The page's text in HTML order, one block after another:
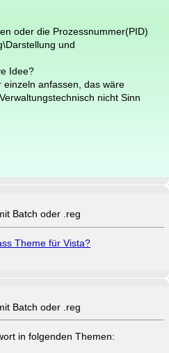
oder die Prozessnummer(PID)
und
Idee?
einzeln anfassen, das wäre
nicht Sinn
Batch oder .reg
Theme für Vista?
Batch oder .reg
in folgenden Themen: